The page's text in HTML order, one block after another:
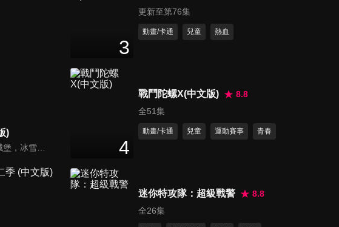
)
第301集
第302集
3
更新至第76集
動畫/卡通 兒童 熱血
4
戰鬥陀螺X(中文版)
8.8
全51集
動畫/卡通 兒童 運動賽事 青春
迷你特攻隊：超級戰警
8.8
全26集